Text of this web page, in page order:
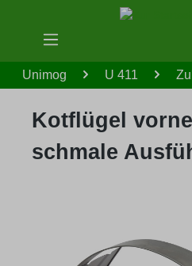
Zum Hauptinhalt springen
Unimog U 411
Kotflügel
schmale